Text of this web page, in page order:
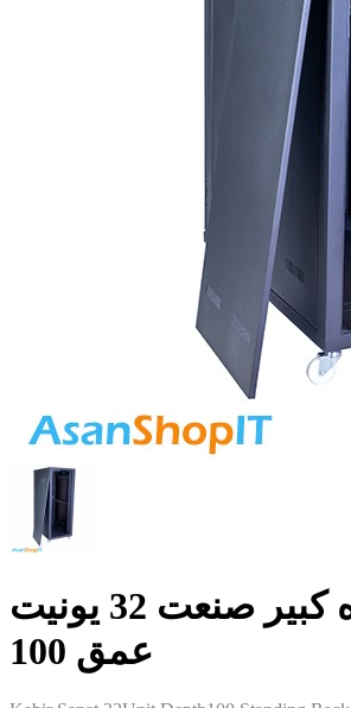
رک ایستاده کبیر صنعت 32 یونیت
عمق 100